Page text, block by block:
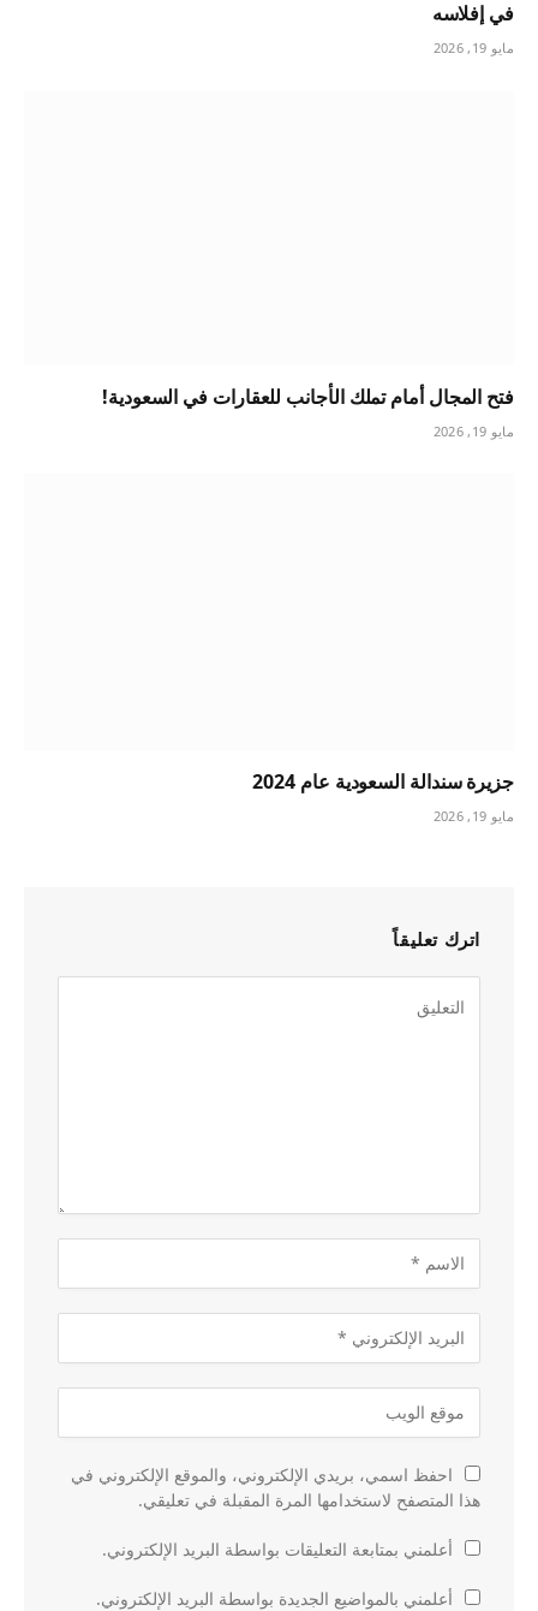
في إفلاسه
مايو 19, 2026
فتح المجال أمام تملك الأجانب للعقارات في السعودية!
مايو 19, 2026
جزيرة سندالة السعودية عام 2024
مايو 19, 2026
اترك تعليقاً
احفظ اسمي، بريدي الإلكتروني، والموقع الإلكتروني في
هذا المتصفح لاستخدامها المرة المقبلة في تعليقي.
أعلمني بمتابعة التعليقات بواسطة البريد الإلكتروني.
أعلمني بالمواضيع الجديدة بواسطة البريد الإلكتروني.